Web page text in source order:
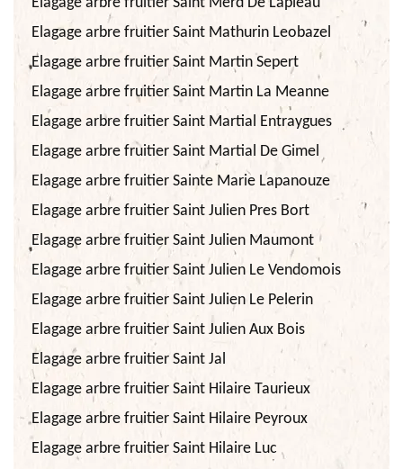
Elagage arbre fruitier Saint Mathurin Leobazel
Elagage arbre fruitier Saint Martin Sepert
Elagage arbre fruitier Saint Martin La Meanne
Elagage arbre fruitier Saint Martial Entraygues
Elagage arbre fruitier Saint Martial De Gimel
Elagage arbre fruitier Sainte Marie Lapanouze
Elagage arbre fruitier Saint Julien Pres Bort
Elagage arbre fruitier Saint Julien Maumont
Elagage arbre fruitier Saint Julien Le Vendomois
Elagage arbre fruitier Saint Julien Le Pelerin
Elagage arbre fruitier Saint Julien Aux Bois
Elagage arbre fruitier Saint Jal
Elagage arbre fruitier Saint Hilaire Taurieux
Elagage arbre fruitier Saint Hilaire Peyroux
Elagage arbre fruitier Saint Hilaire Luc